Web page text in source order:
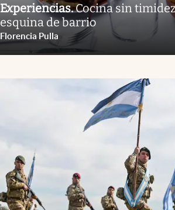
Experiencias.Cocina sin
esquina de barrio
Florencia Pulla